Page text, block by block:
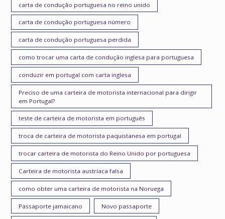
carta de condução portuguesa no reino unido
carta de condução portuguesa número
carta de condução portuguesa perdida
como trocar uma carta de condução inglesa para portuguesa
conduzir em portugal com carta inglesa
Preciso de uma carteira de motorista internacional para dirigir
em Portugal?
teste de carteira de motorista em português
troca de carteira de motorista paquistanesa em portugal
trocar carteira de motorista do Reino Unido por portuguesa
Carteira de motorista austríaca falsa
como obter uma carteira de motorista na Noruega
Passaporte jamaicano Novo passaporte